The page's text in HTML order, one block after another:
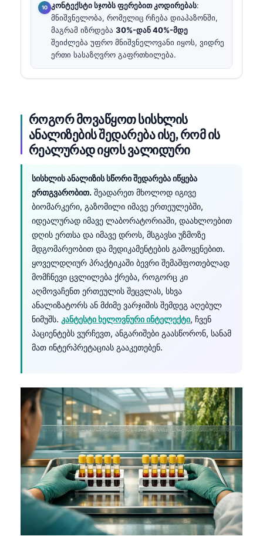
კონტექსტი სჯობს ფერებით კოდირებას:
მნიშვნელობა, რომელიც რჩება დიაპაზონში,
მაგრამ იზრდება 30%-დან 40%-მდე
შეიძლება უფრო მნიშვნელოვანი იყოს, ვიდრე
ერთი სასაზღვრო გაფრთხილება.
როგორ მოვაწყოთ სისხლის
ანალიზების შედარება ისე, რომ ის
რეალურად იყოს ვალიდური
სისხლის ანალიზის სწორი შედარება იწყება
ერთგვარობით. შეადარეთ მხოლოდ იგივე
ბიომარკერი, გაზომილი იმავე ერთეულებში,
იდეალურად იმავე ლაბორატორიაში, დაახლოებით
დღის ერთსა და იმავე დროს, მსგავსი უზმოზე
მდგომარეობით და მედიკამენტების გამოყენებით.
ყოველდღიურ პრაქტიკაში ბევრი შემაშფოთებლად
მომჩნევი ცვლილება ქრება, როგორც კი
აღმოვაჩენთ ერთეულის შეცვლას, სხვა
ანალიზატორს ან მძიმე ვარჯიშის შემდეგ აღებულ
ნიმუშს. კანტესტი ხელოვნური ინტელექტი, ჩვენ
პაციენტებს ვურჩევთ, ანგარიშები გაასწორონ, სანამ
მათ ინტერპრეტაციას გააკეთებენ.